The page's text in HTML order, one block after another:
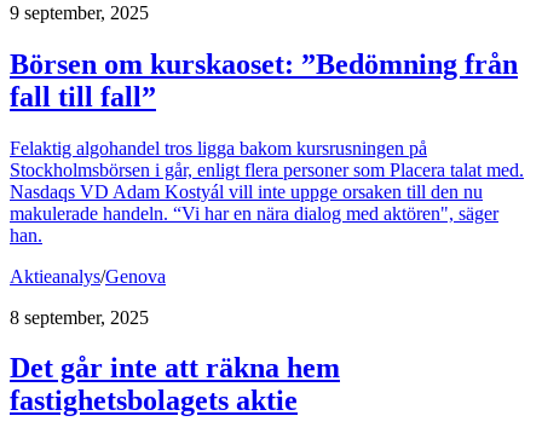
9 september, 2025
Börsen om kurskaoset: ”Bedömning från
fall till fall”
Felaktig algohandel tros ligga bakom kursrusningen på
Stockholmsbörsen i går, enligt flera personer som Placera talat med.
Nasdaqs VD Adam Kostyál vill inte uppge orsaken till den nu
makulerade handeln. “Vi har en nära dialog med aktören", säger
han.
Aktieanalys/Genova
8 september, 2025
Det går inte att räkna hem
fastighetsbolagets aktie